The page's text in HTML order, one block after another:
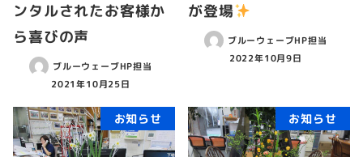
ンタルされたお客様か
ら喜びの声
ブルーウェーブHP担当
2021年10月25日
が登場
ブルーウェーブHP担当
2022年10月9日
お知らせ お知らせ